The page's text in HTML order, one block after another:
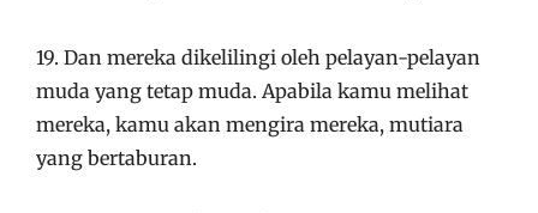
19. Dan mereka dikelilingi oleh pelayan-pelayan
muda yang tetap muda. Apabila kamu melihat
mereka, kamu akan mengira mereka, mutiara
yang bertaburan.